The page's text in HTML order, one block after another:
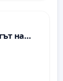
на
и